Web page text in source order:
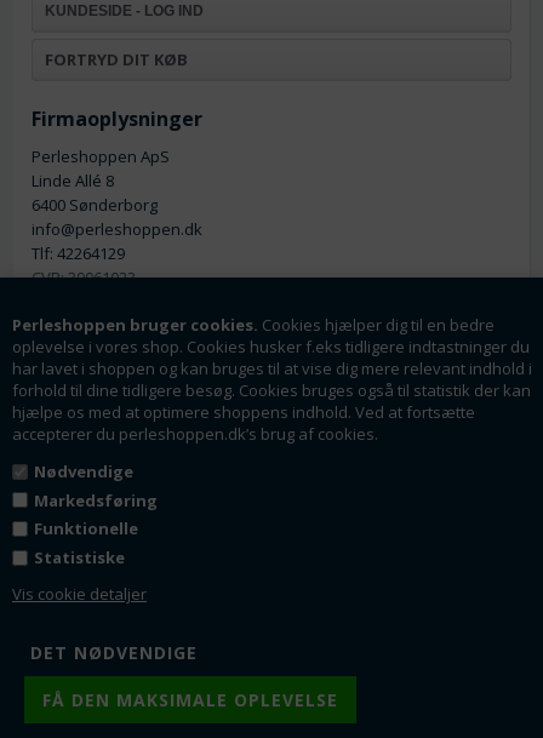
Perleshoppen bruger cookies. Cookies hjælper dig til en bedre
oplevelse i vores shop. Cookies husker f.eks tidligere indtastninger du
har lavet i shoppen og kan bruges til at vise dig mere relevant indhold i
forhold til dine tidligere besøg. Cookies bruges også til statistik der kan
hjælpe os med at optimere shoppens indhold. Ved at fortsætte
accepterer du perleshoppen.dk’s brug af cookies.
Nødvendige
Markedsføring
Funktionelle
Statistiske
Vis cookie detaljer
KUNDESIDE - LOG IND
FORTRYD DIT KØB
Firmaoplysninger
Perleshoppen ApS
Linde Allé 8
6400 Sønderborg
info@perleshoppen.dk
Tlf: 42264129
CVR: 39061023
Nyhedsmail